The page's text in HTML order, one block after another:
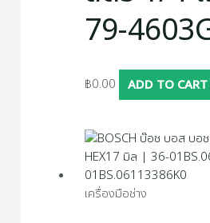
79-
฿0.00 ADD TO CART
เครื่องมือช่าง